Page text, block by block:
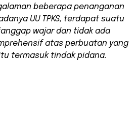
beberapa penanganan
UU TPKS, terdapat suatu
wajar dan tidak ada
atas perbuatan yang
termasuk tindak pidana.